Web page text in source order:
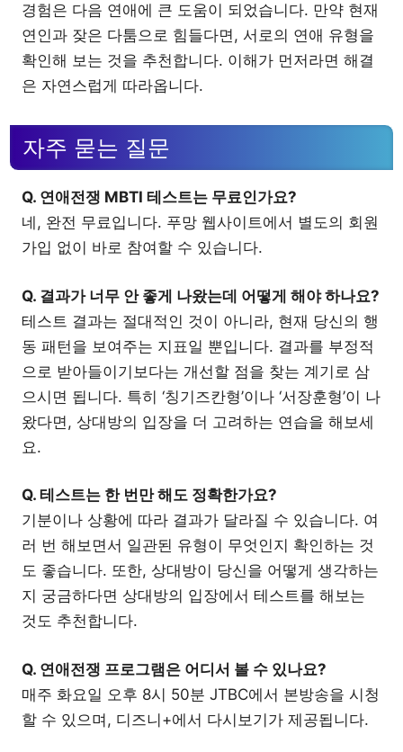
경험은 다음 연애에 큰 도움이 되었습니다. 만약 현재
연인과 잦은 다툼으로 힘들다면, 서로의 연애 유형을
확인해 보는 것을 추천합니다. 이해가 먼저라면 해결
은 자연스럽게 따라옵니다.
자주 묻는 질문
Q. 연애전쟁 MBTI 테스트는 무료인가요?
네, 완전 무료입니다. 푸망 웹사이트에서 별도의 회원
가입 없이 바로 참여할 수 있습니다.
Q. 결과가 너무 안 좋게 나왔는데 어떻게 해야 하나요?
테스트 결과는 절대적인 것이 아니라, 현재 당신의 행
동 패턴을 보여주는 지표일 뿐입니다. 결과를 부정적
으로 받아들이기보다는 개선할 점을 찾는 계기로 삼
으시면 됩니다. 특히 ‘칭기즈칸형’이나 ‘서장훈형’이 나
왔다면, 상대방의 입장을 더 고려하는 연습을 해보세
요.
Q. 테스트는 한 번만 해도 정확한가요?
기분이나 상황에 따라 결과가 달라질 수 있습니다. 여
러 번 해보면서 일관된 유형이 무엇인지 확인하는 것
도 좋습니다. 또한, 상대방이 당신을 어떻게 생각하는
지 궁금하다면 상대방의 입장에서 테스트를 해보는
것도 추천합니다.
Q. 연애전쟁 프로그램은 어디서 볼 수 있나요?
매주 화요일 오후 8시 50분 JTBC에서 본방송을 시청
할 수 있으며, 디즈니+에서 다시보기가 제공됩니다.